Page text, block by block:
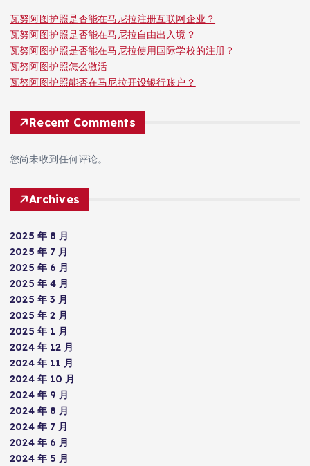
瓦努阿图护照是否能在马尼拉注册互联网企业？
瓦努阿图护照是否能在马尼拉自由出入境？
瓦努阿图护照是否能在马尼拉使用国际学校的注册？
瓦努阿图护照怎么激活
瓦努阿图护照能否在马尼拉开设银行账户？
Recent Comments
您尚未收到任何评论。
Archives
2025 年 8 月
2025 年 7 月
2025 年 6 月
2025 年 4 月
2025 年 3 月
2025 年 2 月
2025 年 1 月
2024 年 12 月
2024 年 11 月
2024 年 10 月
2024 年 9 月
2024 年 8 月
2024 年 7 月
2024 年 6 月
2024 年 5 月